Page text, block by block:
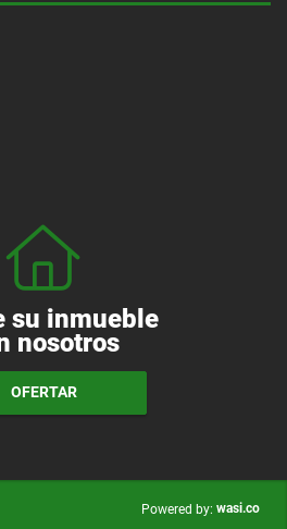
su inmueble
nosotros
OFERTAR
Powered by: wasi.co